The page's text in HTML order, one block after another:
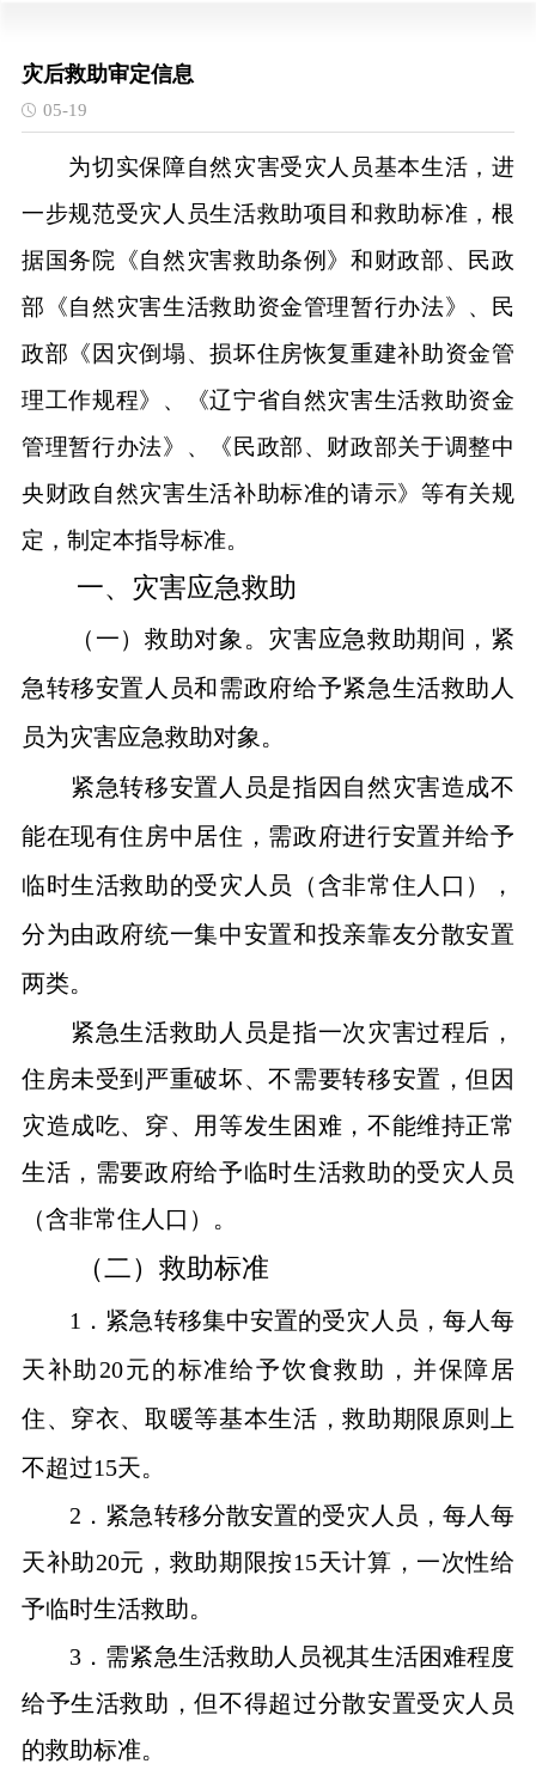
灾后救助审定信息
05-19
为切实保障自然灾害受灾人员基本生活，进
一步规范受灾人员生活救助项目和救助标准，根
据国务院《自然灾害救助条例》和财政部、民政
部《自然灾害生活救助资金管理暂行办法》、民
政部《因灾倒塌、损坏住房恢复重建补助资金管
理工作规程》、《辽宁省自然灾害生活救助资金
管理暂行办法》、《民政部、财政部关于调整中
央财政自然灾害生活补助标准的请示》等有关规
定，制定本指导标准。
一、灾害应急救助
（一）救助对象。灾害应急救助期间，紧
急转移安置人员和需政府给予紧急生活救助人
员为灾害应急救助对象。
紧急转移安置人员是指因自然灾害造成不
能在现有住房中居住，需政府进行安置并给予
临时生活救助的受灾人员（含非常住人口），
分为由政府统一集中安置和投亲靠友分散安置
两类。
紧急生活救助人员是指一次灾害过程后，
住房未受到严重破坏、不需要转移安置，但因
灾造成吃、穿、用等发生困难，不能维持正常
生活，需要政府给予临时生活救助的受灾人员
（含非常住人口）。
（二）救助标准
1．紧急转移集中安置的受灾人员，每人每
天补助20元的标准给予饮食救助，并保障居
住、穿衣、取暖等基本生活，救助期限原则上
不超过15天。
2．紧急转移分散安置的受灾人员，每人每
天补助20元，救助期限按15天计算，一次性给
予临时生活救助。
3．需紧急生活救助人员视其生活困难程度
给予生活救助，但不得超过分散安置受灾人员
的救助标准。